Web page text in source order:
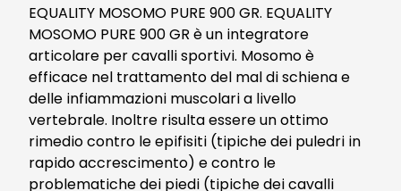
EQUALITY MOSOMO PURE 900 GR. EQUALITY
MOSOMO PURE 900 GR è un integratore
articolare per cavalli sportivi. Mosomo è
efficace nel trattamento del mal di schiena e
delle infiammazioni muscolari a livello
vertebrale. Inoltre risulta essere un ottimo
rimedio contro le epifisiti (tipiche dei puledri in
rapido accrescimento) e contro le
problematiche dei piedi (tipiche dei cavalli